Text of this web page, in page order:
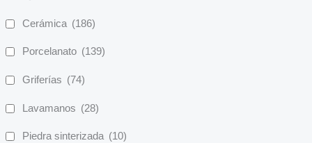
Cerámica (186)
Porcelanato (139)
Griferías (74)
Lavamanos (28)
Piedra sinterizada (10)